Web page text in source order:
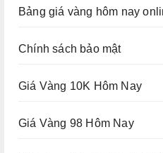
Bảng giá vàng hôm nay
Chính sách bảo mật
Giá Vàng 10K Hôm Nay
Giá Vàng 98 Hôm Nay